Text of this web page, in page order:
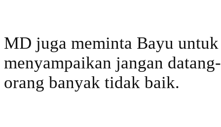
MD juga meminta Bayu
menyampaikan jangan
orang banyak tidak baik.